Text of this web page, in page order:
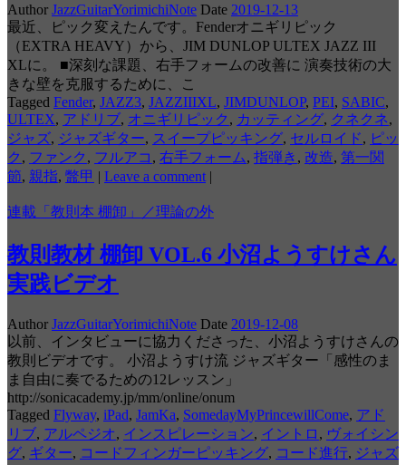
Author JazzGuitarYorimichiNote Date 2019-12-13
最近、ピック変えたんです。Fenderオニギリピック
（EXTRA HEAVY）から、JIM DUNLOP ULTEX JAZZ III
XLに。 ■深刻な課題、右手フォームの改善に 演奏技術の大
きな壁を克服するために、こ
Tagged Fender, JAZZ3, JAZZIIIXL, JIMDUNLOP, PEI, SABIC,
ULTEX, アドリブ, オニギリピック , カッティング, クネクネ,
ジャズ, ジャズギター, スイープピッキング, セルロイド, ピッ
ク , ファンク , フルアコ , 右手フォーム, 指弾き , 改造, 第一関
節, 親指, 鼈甲 | Leave a comment |
連載「教則本 棚卸」／理論の外
教則教材 棚卸 VOL.6 小沼ようすけさん
実践ビデオ
Author JazzGuitarYorimichiNote Date 2019-12-08
以前、インタビューに協力くださった、小沼ようすけさんの
教則ビデオです。 小沼ようすけ流 ジャズギター「感性のま
ま自由に奏でるための12レッスン」
http://sonicacademy.jp/mm/online/onum
Tagged Flyway, iPad, JamKa, SomedayMyPrincewillCome, アド
リブ, アルペジオ, インスピレーション, イントロ , ヴォイシン
グ, ギター, コードフィンガーピッキング, コード進行, ジャズ